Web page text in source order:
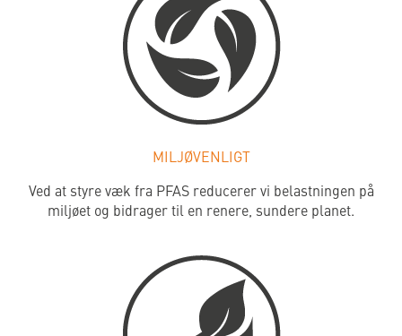
MILJØVENLIGT
Ved at styre væk fra PFAS reducerer vi belastningen på
miljøet og bidrager til en renere, sundere planet.